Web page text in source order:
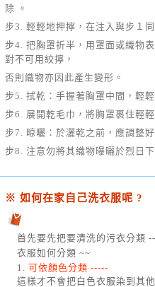
除 。
步3. 輕輕地押擰，在注入與步１
步4. 把胸罩折半，用罩面或織物
對不可用絞擰，
否則織物亦因此產生變形。
步5. 拭乾：手握著胸罩中間，輕
步6. 展開乾毛巾，將胸罩裹住輕
步7. 晾曬：於灑乾之前，應調整
步8. 注意勿將其織物曝曬於烈日
※ 如何在家自己洗衣服呢 ?
首先要先把要清洗的污衣分類
衣服如何分類 ~~
1. 可依顏色分類 -----
這樣才不會把白色衣服染到其